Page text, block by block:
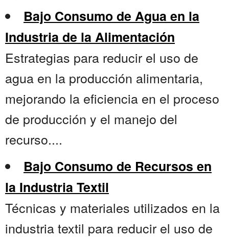
Bajo Consumo de Agua en la
Industria de la Alimentación
Estrategias para reducir el uso de
agua en la producción alimentaria,
mejorando la eficiencia en el proceso
de producción y el manejo del
recurso....
Bajo Consumo de Recursos en
la Industria Textil
Técnicas y materiales utilizados en la
industria textil para reducir el uso de